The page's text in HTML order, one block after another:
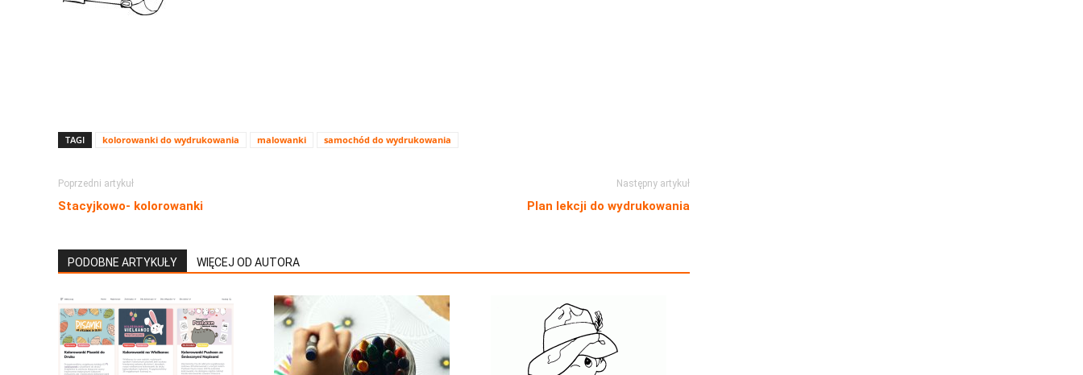
TAGI kolorowanki do wydrukowania malowanki samochód do wydrukowania
Poprzedni artykuł
Stacyjkowo- kolorowanki
Następny artykuł
Plan lekcji do wydrukowania
PODOBNE ARTYKUŁY WIĘCEJ OD AUTORA